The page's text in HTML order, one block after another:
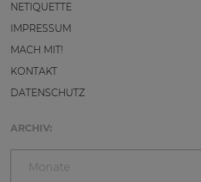
NETIQUETTE
IMPRESSUM
MACH MIT!
KONTAKT
DATENSCHUTZ
ARCHIV:
Monate